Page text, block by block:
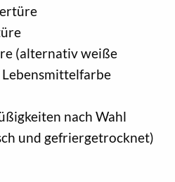
(alternativ weiße
nach Wahl
und gefriergetrocknet)